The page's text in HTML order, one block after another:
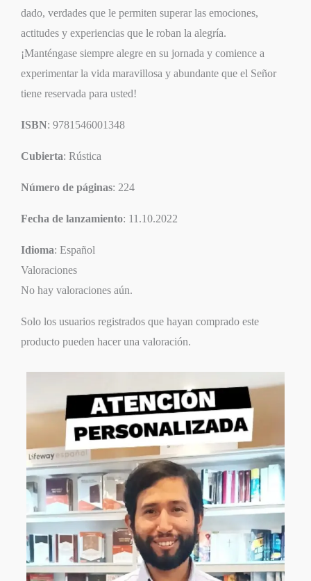
dado, verdades que le permiten superar las emociones,
actitudes y experiencias que le roban la alegría.
¡Manténgase siempre alegre en su jornada y comience a
experimentar la vida maravillosa y abundante que el Señor
tiene reservada para usted!
ISBN: 9781546001348
Cubierta: Rústica
Número de páginas: 224
Fecha de lanzamiento: 11.10.2022
Idioma: Español
Valoraciones
No hay valoraciones aún.
Solo los usuarios registrados que hayan comprado este
producto pueden hacer una valoración.